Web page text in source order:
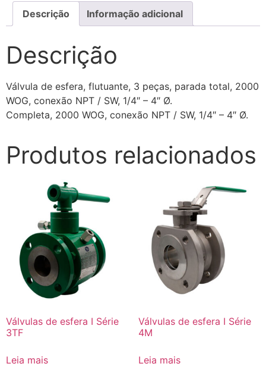
Descrição Informação adicional
Descrição
Válvula de esfera, flutuante, 3 peças, parada total, 2000
WOG, conexão NPT / SW, 1/4″ – 4″ Ø.
Completa, 2000 WOG, conexão NPT / SW, 1/4″ – 4″ Ø.
Produtos relacionados
Válvulas de esfera I Série
3TF
Leia mais
Válvulas de esfera I Série
4M
Leia mais